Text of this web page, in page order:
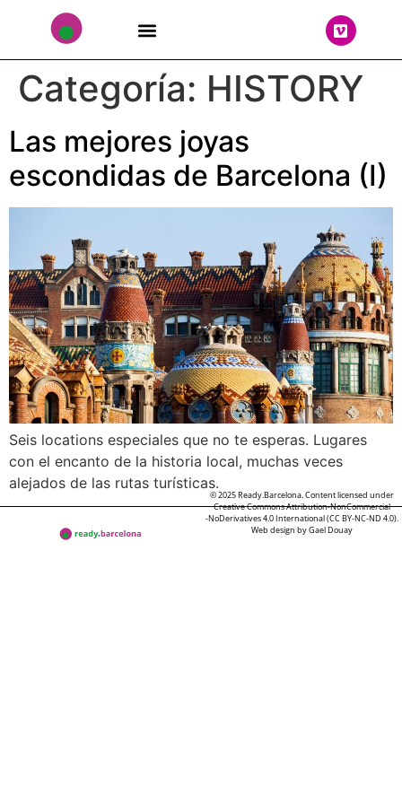
Categoría: HISTORY
Las mejores joyas
escondidas de Barcelona (I)
Seis locations especiales que no te esperas. Lugares
con el encanto de la historia local, muchas veces
alejados de las rutas turísticas.
© 2025 Ready.Barcelona. Content licensed under
Creative Commons Attribution-NonCommercial
-NoDerivatives 4.0 International (CC BY-NC-ND 4.0).
Web design byGael Douay